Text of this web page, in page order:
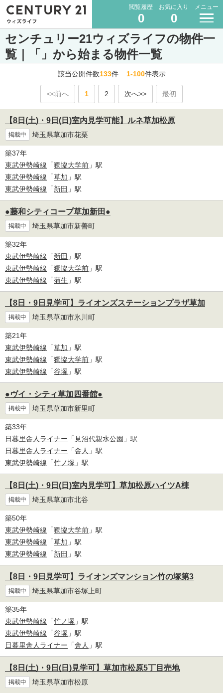
閲覧履歴
0
お気に入り
0
メニュー
センチュリー21ウィズライフの物件一
覧｜「」から始まる物件一覧
該当公開件数133件1-100件表示
<<前へ 1 2 次へ>> 最初
【8日(土)・9日(日)室内見学可能】ルネ草加松原
掲載中 埼玉県草加市花栗
築37年
東武伊勢崎線 「獨協大学前 」駅
東武伊勢崎線 「草加 」駅
東武伊勢崎線 「新田 」駅
●藤和シティコープ草加新田●
掲載中 埼玉県草加市新善町
築32年
東武伊勢崎線 「新田 」駅
東武伊勢崎線 「獨協大学前 」駅
東武伊勢崎線 「蒲生 」駅
【8日・9日見学可】ライオンズステーションプラザ草加
掲載中 埼玉県草加市氷川町
築21年
東武伊勢崎線 「草加 」駅
東武伊勢崎線 「獨協大学前 」駅
東武伊勢崎線 「谷塚 」駅
●ヴイ・シティ草加四番館●
掲載中 埼玉県草加市新里町
築33年
日暮里舎人ライナー 「 見沼代親水公園 」駅
日暮里舎人ライナー 「舎人 」駅
東武伊勢崎線 「竹ノ塚 」駅
【8日(土)・9日(日)室内見学可】草加松原ハイツA棟
掲載中 埼玉県草加市北谷
築50年
東武伊勢崎線 「獨協大学前 」駅
東武伊勢崎線 「草加 」駅
東武伊勢崎線 「新田 」駅
【8日・9日見学可】ライオンズマンション竹の塚第3
掲載中 埼玉県草加市谷塚上町
築35年
東武伊勢崎線 「竹ノ塚 」駅
東武伊勢崎線 「谷塚 」駅
日暮里舎人ライナー 「舎人 」駅
【8日(土)・9日(日)見学可】草加市松原5丁目売地
掲載中 埼玉県草加市松原